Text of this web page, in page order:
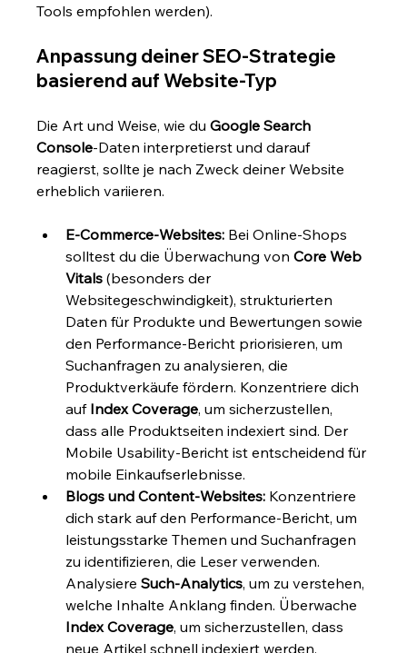
Tools empfohlen werden).
Anpassung deiner SEO-Strategie
basierend auf Website-Typ
Die Art und Weise, wie du Google Search
Console-Daten interpretierst und darauf
reagierst, sollte je nach Zweck deiner Website
erheblich variieren.
E-Commerce-Websites: Bei Online-Shops
solltest du die Überwachung von Core Web
Vitals (besonders der
Websitegeschwindigkeit), strukturierten
Daten für Produkte und Bewertungen sowie
den Performance-Bericht priorisieren, um
Suchanfragen zu analysieren, die
Produktverkäufe fördern. Konzentriere dich
auf Index Coverage, um sicherzustellen,
dass alle Produktseiten indexiert sind. Der
Mobile Usability-Bericht ist entscheidend für
mobile Einkaufserlebnisse.
Blogs und Content-Websites: Konzentriere
dich stark auf den Performance-Bericht, um
leistungsstarke Themen und Suchanfragen
zu identifizieren, die Leser verwenden.
Analysiere Such-Analytics, um zu verstehen,
welche Inhalte Anklang finden. Überwache
Index Coverage, um sicherzustellen, dass
neue Artikel schnell indexiert werden.